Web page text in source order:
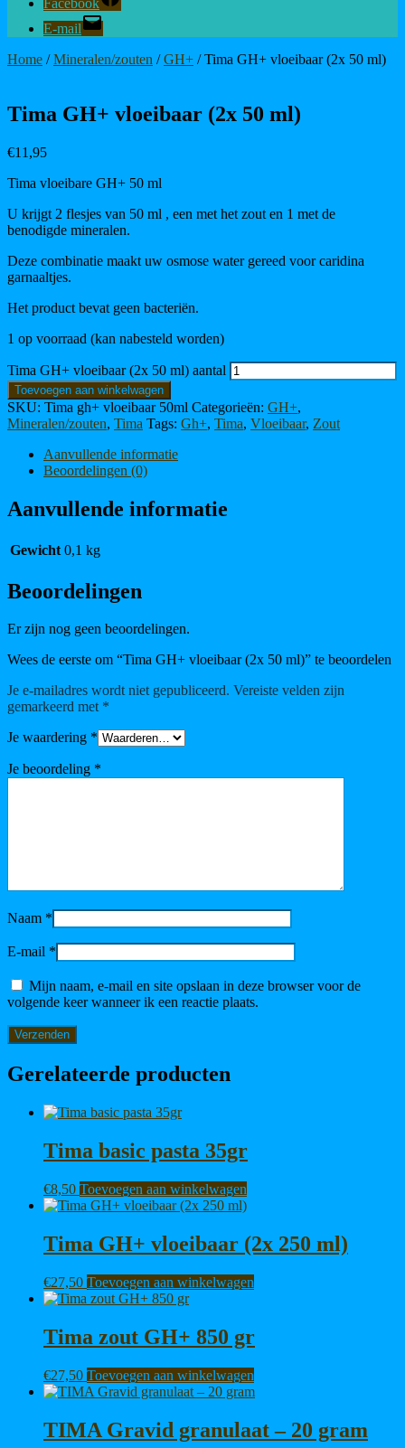
Facebook
E-mail
Home /Mineralen/zouten /GH+ / Tima GH+ vloeibaar (2x 50 ml)
Tima GH+ vloeibaar (2x 50 ml)
€11,95
Tima vloeibare GH+ 50 ml
U krijgt 2 flesjes van 50 ml , een met het zout en 1 met de
benodigde mineralen.
Deze combinatie maakt uw osmose water gereed voor caridina
garnaaltjes.
Het product bevat geen bacteriën.
1 op voorraad (kan nabesteld worden)
Tima GH+ vloeibaar (2x 50 ml) aantal
Toevoegen aan winkelwagen
SKU: Tima gh+ vloeibaar 50ml Categorieën: GH+,
Mineralen/zouten, Tima Tags: Gh+, Tima, Vloeibaar, Zout
Aanvullende informatie
Beoordelingen (0)
Aanvullende informatie
Gewicht 0,1 kg
Beoordelingen
Er zijn nog geen beoordelingen.
Wees de eerste om “Tima GH+ vloeibaar (2x 50 ml)” te beoordelen
Je e-mailadres wordt niet gepubliceerd. Vereiste velden zijn
gemarkeerd met *
Je waardering *
Je beoordeling *
Naam *
E-mail *
Mijn naam, e-mail en site opslaan in deze browser voor de
volgende keer wanneer ik een reactie plaats.
Gerelateerde producten
Tima basic pasta 35gr
€8,50 Toevoegen aan winkelwagen
Tima GH+ vloeibaar (2x 250 ml)
€27,50 Toevoegen aan winkelwagen
Tima zout GH+ 850 gr
€27,50 Toevoegen aan winkelwagen
TIMA Gravid granulaat – 20 gram